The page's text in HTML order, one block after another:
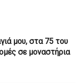
μου, στα 75 του
σε μοναστήρια